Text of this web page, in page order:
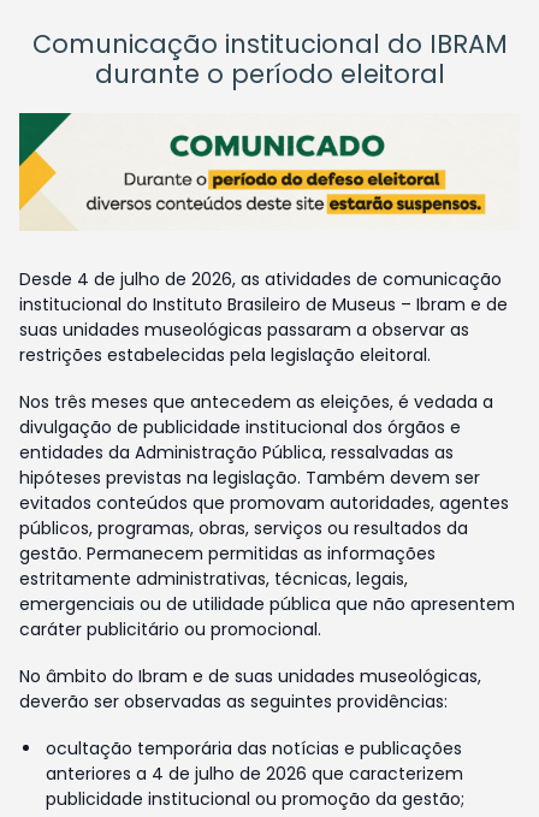
Comunicação institucional do IBRAM
durante o período eleitoral
Desde 4 de julho de 2026, as atividades de comunicação
institucional do Instituto Brasileiro de Museus – Ibram e de
suas unidades museológicas passaram a observar as
restrições estabelecidas pela legislação eleitoral.
Nos três meses que antecedem as eleições, é vedada a
divulgação de publicidade institucional dos órgãos e
entidades da Administração Pública, ressalvadas as
hipóteses previstas na legislação. Também devem ser
evitados conteúdos que promovam autoridades, agentes
públicos, programas, obras, serviços ou resultados da
gestão. Permanecem permitidas as informações
estritamente administrativas, técnicas, legais,
emergenciais ou de utilidade pública que não apresentem
caráter publicitário ou promocional.
No âmbito do Ibram e de suas unidades museológicas,
deverão ser observadas as seguintes providências:
ocultação temporária das notícias e publicações
anteriores a 4 de julho de 2026 que caracterizem
publicidade institucional ou promoção da gestão;